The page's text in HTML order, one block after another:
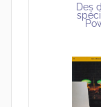
Des